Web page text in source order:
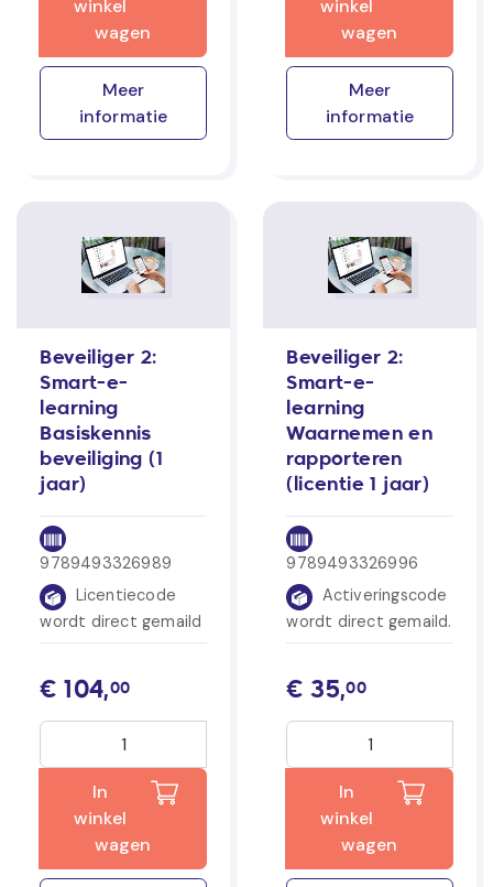
winkel
wagen
Meer
informatie
winkel
wagen
Meer
informatie
Beveiliger 2:
Smart-e-
learning
Basiskennis
beveiliging (1
jaar)
9789493326989
Licentiecode
wordt direct gemaild
€ 104,00
In
winkel
wagen
Beveiliger 2:
Smart-e-
learning
Waarnemen en
rapporteren
(licentie 1 jaar)
9789493326996
Activeringscode
wordt direct gemaild.
€ 35,00
In
winkel
wagen